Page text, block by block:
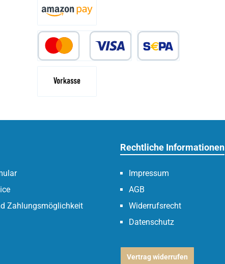
Amazon Pay
Zahlungsmöglichkeit
Rechtliche Informationen
Impressum
AGB
Widerrufsrecht
Datenschutz
Vertrag widerrufen